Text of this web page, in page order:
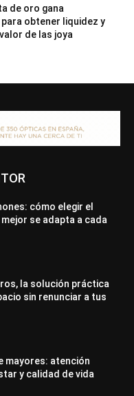
de oro gana
obtener liquidez y
de las joya
cómo elegir el
se adapta a cada
la solución práctica
sin renunciar a tus
mayores: atención
y calidad de vida